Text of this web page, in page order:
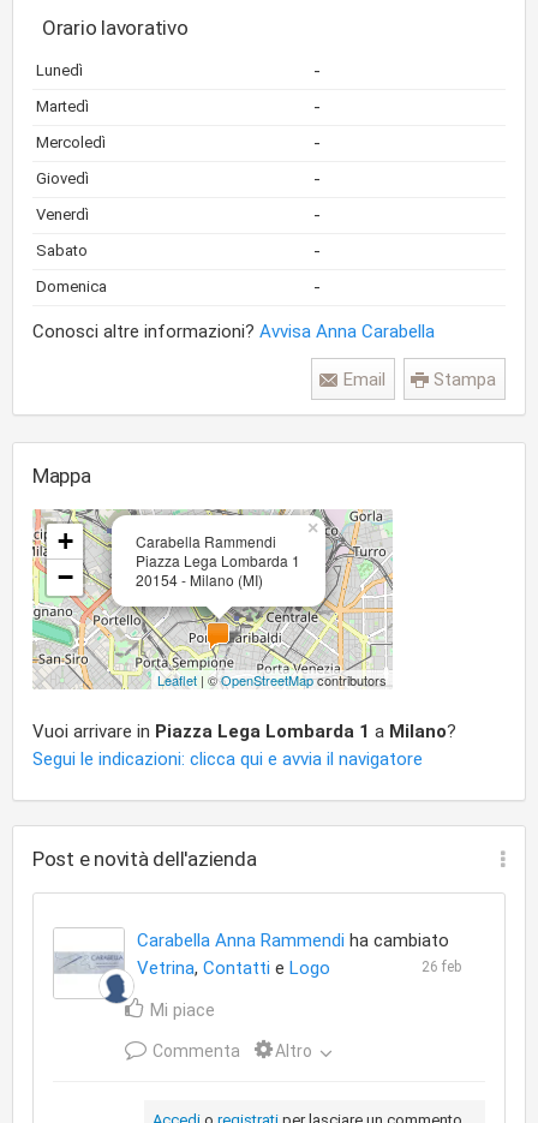
Orario lavorativo
Lunedì -
Martedì -
Mercoledì -
Giovedì -
Venerdì -
Sabato -
Domenica -
Conosci altre informazioni? Avvisa Anna Carabella
Stampa
Email
Mappa
Carabella Rammendi
Piazza Lega Lombarda 1
20154 - Milano (MI)
×
+
−
Leaflet | ©OpenStreetMapcontributors
Vuoi arrivare in Piazza Lega Lombarda 1 a Milano?
Segui le indicazioni: clicca qui e avvia il navigatore
Post e novità dell'azienda
Carabella Anna Rammendi ha cambiato
Vetrina, Contatti e Logo 26 feb
Mi piace
Commenta Altro